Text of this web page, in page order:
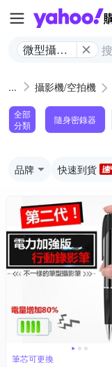
微型攝影
攝影機/空拍機
全部
分類
隨身密錄器
品牌 快速到貨
筆芯可更換